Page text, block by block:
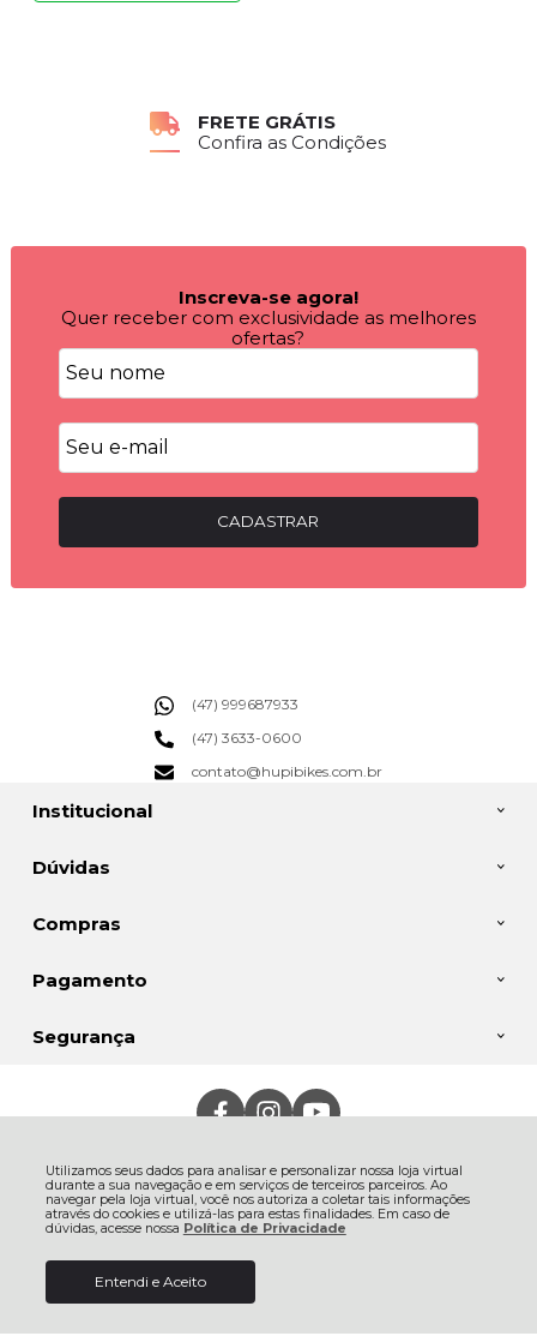
Utilizamos seus dados para analisar e personalizar nossa loja virtual
durante a sua navegação e em serviços de terceiros parceiros. Ao
navegar pela loja virtual, você nos autoriza a coletar tais informações
através do cookies e utilizá-las para estas finalidades. Em caso de
dúvidas, acesse nossa Política de Privacidade
Entendi e Aceito
FRETE GRÁTIS
Confira as Condições
Inscreva-se agora!
Quer receber com exclusividade as melhores
ofertas?
CADASTRAR
Institucional
Dúvidas
Compras
(47) 999687933
(47) 3633-0600
contato@hupibikes.com.br
Pagamento
Segurança
Negro - 89287-430 - São Bento do Sul - SC
CNPJ: 11.282.954/0001-50 | © Todos os direitos reservados - Hupi B2B -
2026